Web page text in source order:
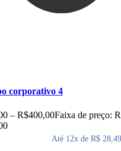
corporativo 4
– R$400,00Faixa de preço:
Até 12x de R$ 28,49